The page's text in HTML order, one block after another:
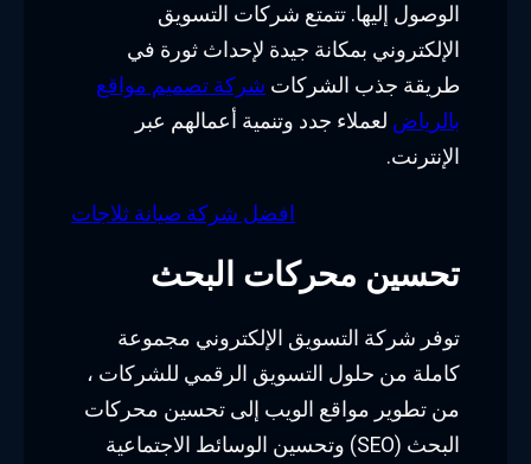
الوصول إليها. تتمتع شركات التسويق
الإلكتروني بمكانة جيدة لإحداث ثورة في
طريقة جذب الشركات شركة تصميم مواقع
بالرياض لعملاء جدد وتنمية أعمالهم عبر
الإنترنت.
افضل شركة صيانة ثلاجات
تحسين محركات البحث
توفر شركة التسويق الإلكتروني مجموعة
كاملة من حلول التسويق الرقمي للشركات ،
من تطوير مواقع الويب إلى تحسين محركات
البحث (SEO) وتحسين الوسائط الاجتماعية